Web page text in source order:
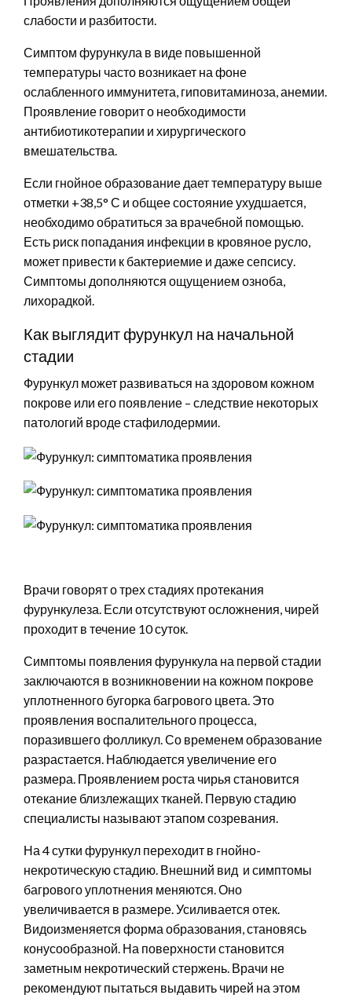
слабости и разбитости.
Симптом фурункула в виде повышенной
температуры часто возникает на фоне
ослабленного иммунитета, гиповитаминоза, анемии.
Проявление говорит о необходимости
антибиотикотерапии и хирургического
вмешательства.
Если гнойное образование дает температуру выше
отметки +38,5° С и общее состояние ухудшается,
необходимо обратиться за врачебной помощью.
Есть риск попадания инфекции в кровяное русло,
может привести к бактериемие и даже сепсису.
Симптомы дополняются ощущением озноба,
лихорадкой.
Как выглядит фурункул на начальной
стадии
Фурункул может развиваться на здоровом кожном
покрове или его появление – следствие некоторых
патологий вроде стафилодермии.
Врачи говорят о трех стадиях протекания
фурункулеза. Если отсутствуют осложнения, чирей
проходит в течение 10 суток.
Симптомы появления фурункула на первой стадии
заключаются в возникновении на кожном покрове
уплотненного бугорка багрового цвета. Это
проявления воспалительного процесса,
поразившего фолликул. Со временем образование
разрастается. Наблюдается увеличение его
размера. Проявлением роста чирья становится
отекание близлежащих тканей. Первую стадию
специалисты называют этапом созревания.
На 4 сутки фурункул переходит в гнойно-
некротическую стадию. Внешний вид и симптомы
багрового уплотнения меняются. Оно
увеличивается в размере. Усиливается отек.
Видоизменяется форма образования, становясь
конусообразной. На поверхности становится
заметным некротический стержень. Врачи не
рекомендуют пытаться выдавить чирей на этом